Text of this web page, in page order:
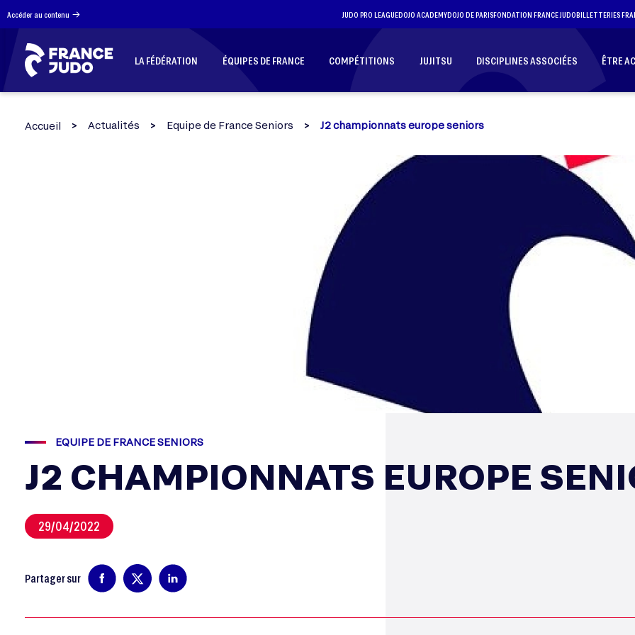
Accéder au contenu JUDO PRO LEAGUEDOJO ACADEMYDOJO DE PARISFONDATION FRANCE JUDOBILLETTERIES
LA FÉDÉRATION ÉQUIPES DE FRANCE COMPÉTITIONS JUJITSU DISCIPLINES ASSOCIÉES ÊTRE
Accueil Actualités Equipe de France Seniors J2 championnats europe seniors
EQUIPE DE FRANCE SENIORS
J2 CHAMPIONNATS EUROPE
29/04/2022
Partager sur
Panneau de gestion des cookies